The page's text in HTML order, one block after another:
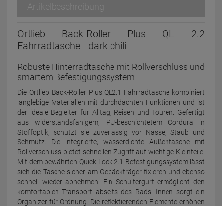
Artikelbeschreibung
Ortlieb Back-Roller Plus QL 2.2
Fahrradtasche - dark chili
Robuste Hinterradtasche mit Rollverschluss und
smartem Befestigungssystem
Die Ortlieb Back-Roller Plus QL2.1 Fahrradtasche kombiniert
langlebige Materialien mit durchdachten Funktionen und ist
der ideale Begleiter für Alltag, Reisen und Touren. Gefertigt
aus widerstandsfähigem, PU-beschichtetem Cordura in
Stoffoptik, schützt sie zuverlässig vor Nässe, Staub und
Schmutz. Die integrierte, wasserdichte Außentasche mit
Rollverschluss bietet schnellen Zugriff auf wichtige Kleinteile.
Mit dem bewährten Quick-Lock 2.1 Befestigungssystem lässt
sich die Tasche sicher am Gepäckträger fixieren und ebenso
schnell wieder abnehmen. Ein Schultergurt ermöglicht den
komfortablen Transport abseits des Rads. Innen sorgt ein
Organizer für Ordnung. Die reflektierenden Elemente erhöhen